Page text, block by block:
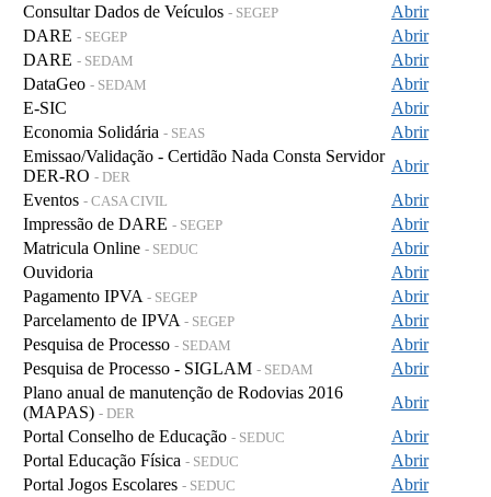
Consultar Dados de Veículos - SEGEP
Abrir
DARE - SEGEP
Abrir
DARE - SEDAM
Abrir
DataGeo - SEDAM
Abrir
E-SIC
Abrir
Economia Solidária - SEAS
Abrir
Emissao/Validação - Certidão Nada Consta Servidor
DER-RO - DER
Abrir
Eventos - CASA CIVIL
Abrir
Impressão de DARE - SEGEP
Abrir
Matricula Online - SEDUC
Abrir
Ouvidoria
Abrir
Pagamento IPVA - SEGEP
Abrir
Parcelamento de IPVA - SEGEP
Abrir
Pesquisa de Processo - SEDAM
Abrir
Pesquisa de Processo - SIGLAM - SEDAM
Abrir
Plano anual de manutenção de Rodovias 2016
(MAPAS) - DER
Abrir
Portal Conselho de Educação - SEDUC
Abrir
Portal Educação Física - SEDUC
Abrir
Portal Jogos Escolares - SEDUC
Abrir